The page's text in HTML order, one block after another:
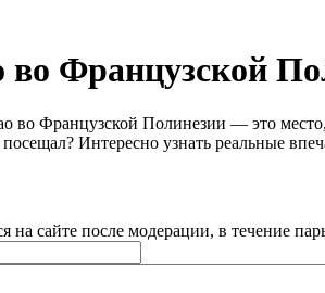
Французской
во Французской Полинезии — это
Интересно узнать реальные
на сайте после модерации, в течение